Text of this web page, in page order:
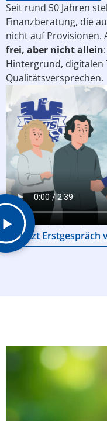
Seit rund 50 Jahren
Finanzberatung, die
nicht auf Provisionen.
frei, aber nicht allein
Hintergrund, digitalen
Qualitätsversprechen.
Jetzt Erstgespräch